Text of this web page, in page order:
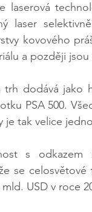
laserová
laser
kovového
a později
trh dodává jako
PSA 500.
je tak velice
s odkazem
se
USD v roce